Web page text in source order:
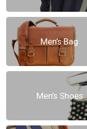
Men’s Bag
Men’s Shoes